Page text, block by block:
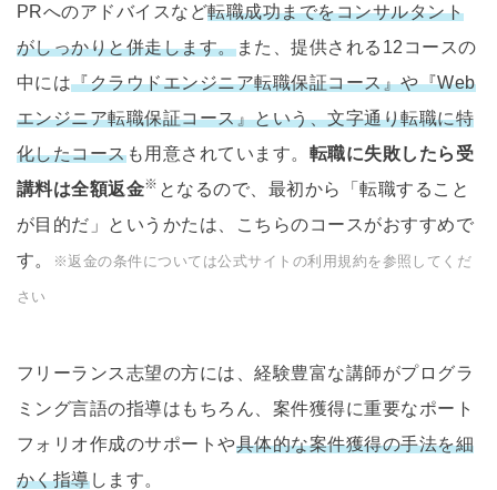
PRへのアドバイスなど転職成功までをコンサルタント
がしっかりと併走します。また、提供される12コースの
中には『クラウドエンジニア転職保証コース』や『Web
エンジニア転職保証コース』という、文字通り転職に特
化したコースも用意されています。 転職に失敗したら受
講料は全額返金※ となるので、最初から「転職すること
が目的だ」というかたは、こちらのコースがおすすめで
す。
※返金の条件については公式サイトの利用規約を参照してくだ
さい
フリーランス志望の方には、経験豊富な講師がプログラ
ミング言語の指導はもちろん、案件獲得に重要なポート
フォリオ作成のサポートや具体的な案件獲得の手法を細
かく指導します。